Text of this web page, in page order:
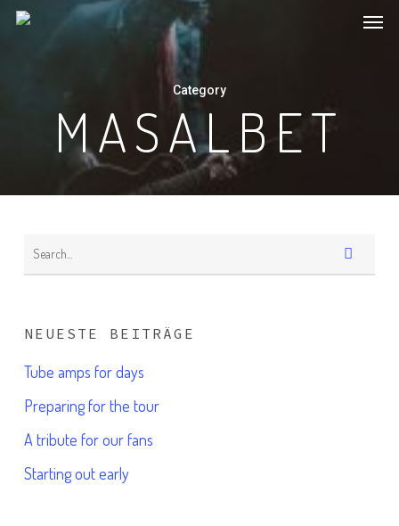
Skip
Menu
Category
MASALBET
NEUESTE BEITRÄGE
Tube amps for days
Preparing for the tour
A tribute for our fans
Starting out early